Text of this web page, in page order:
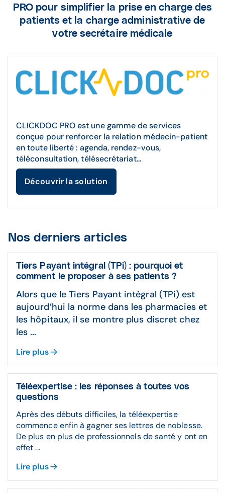
référence d’actes.
PRO pour simplifier la prise en charge des
patients et la charge administrative de
votre secrétaire médicale
CLICKDOC PRO est une gamme de services
conçue pour renforcer la relation médecin-patient
en toute liberté : agenda, rendez-vous,
téléconsultation, télésecrétariat...
Découvrir la solution
Nos derniers articles
Tiers Payant intégral (TPi) : pourquoi et
comment le proposer à ses patients ?
Alors que le Tiers Payant intégral (TPi) est
aujourd’hui la norme dans les pharmacies et
les hôpitaux, il se montre plus discret chez
les ...
Lire plus
Téléexpertise : les réponses à toutes vos
questions
Après des débuts difficiles, la téléexpertise
commence enfin à gagner ses lettres de noblesse.
De plus en plus de professionnels de santé y ont en
effet ...
Lire plus